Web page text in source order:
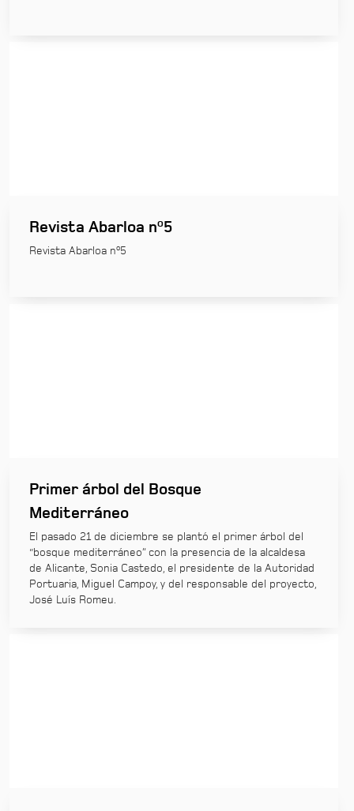
Revista Abarloa nº5
Revista Abarloa nº5
Primer árbol del Bosque
Mediterráneo
El pasado 21 de diciembre se plantó el primer árbol del
“bosque mediterráneo” con la presencia de la alcaldesa
de Alicante, Sonia Castedo, el presidente de la Autoridad
Portuaria, Miguel Campoy, y del responsable del proyecto,
José Luís Romeu.